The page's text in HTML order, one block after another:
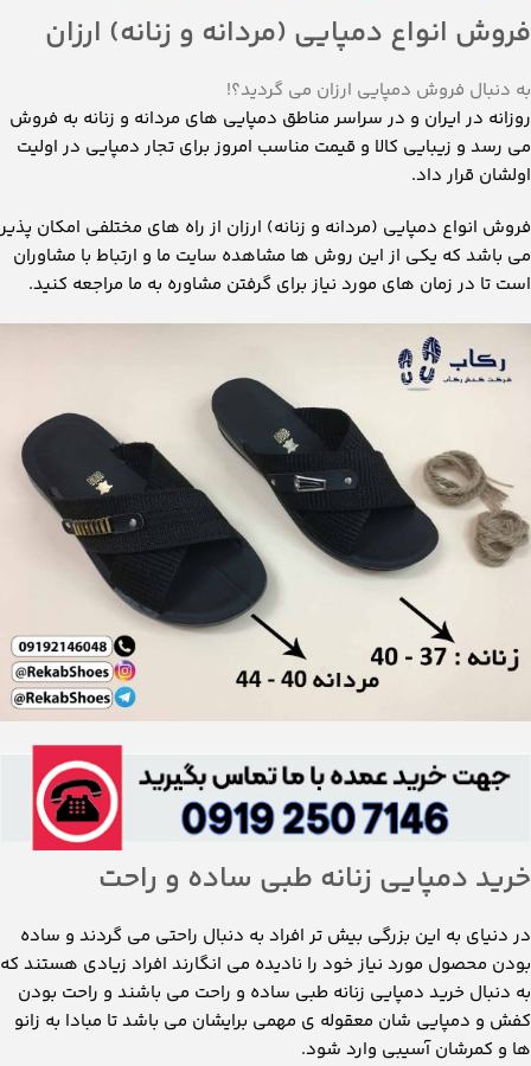
فروش انواع دمپایی (مردانه و زنانه) ارزان
به دنبال فروش دمپایی ارزان می گردید؟!
روزانه در ایران و در سراسر مناطق دمپایی های مردانه و زنانه به فروش
می رسد و زیبایی کالا و قیمت مناسب امروز برای تجار دمپایی در اولیت
اولشان قرار داد.
فروش انواع دمپایی (مردانه و زنانه) ارزان از راه های مختلفی امکان پذیر
می باشد که یکی از این روش ها مشاهده سایت ما و ارتباط با مشاوران
است تا در زمان های مورد نیاز برای گرفتن مشاوره به ما مراجعه کنید.
خرید دمپایی زنانه طبی ساده و راحت
در دنیای به این بزرگی بیش تر افراد به دنبال راحتی می گردند و ساده
بودن محصول مورد نیاز خود را نادیده می انگارند افراد زیادی هستند که
به دنبال خرید دمپایی زنانه طبی ساده و راحت می باشند و راحت بودن
کفش و دمپایی شان معقوله ی مهمی برایشان می باشد تا مبادا به زانو
ها و کمرشان آسیبی وارد شود.